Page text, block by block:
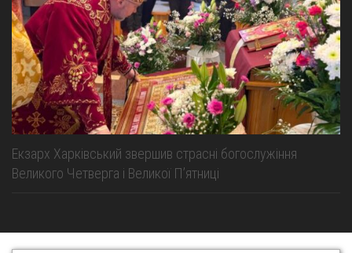
Екзарх Харківський звершив страсні богослужіння
Великого Четверга і Великої Пʼятниці